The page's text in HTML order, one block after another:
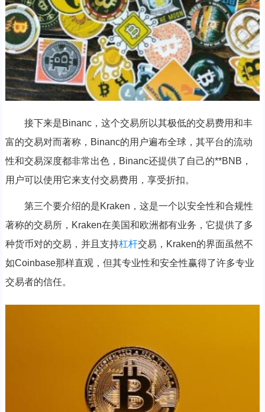
接下来是Binanc，这个交易所以其极低的交易费用和丰
富的交易对而著称，Binanc的用户遍布全球，其平台的流动
性和交易深度都非常出色，Binanc还提供了自己的**BNB，
用户可以使用它来支付交易费用，享受折扣。
第三个要介绍的是Kraken，这是一个以安全性和合规性
著称的交易所，Kraken在美国和欧洲都有业务，它提供了多
种货币对的交易，并且支持杠杆交易，Kraken的界面虽然不
如Coinbase那样直观，但其专业性和安全性赢得了许多专业
交易者的信任。